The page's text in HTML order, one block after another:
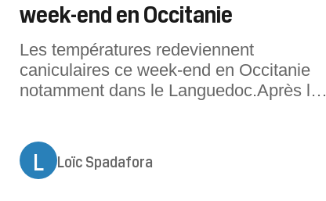
week-end en Occitanie
Les températures redeviennent
caniculaires ce week-end en Occitanie
notamment dans le Languedoc.Après les
week-end en Occitanie. Les
températures repartent à la hausse,
L Loïc Spadafora